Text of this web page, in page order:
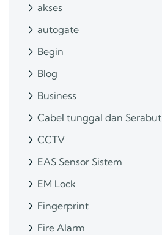
akses
autogate
Begin
Blog
Business
Cabel tunggal dan Serabut
CCTV
EAS Sensor Sistem
EM Lock
Fingerprint
Fire Alarm